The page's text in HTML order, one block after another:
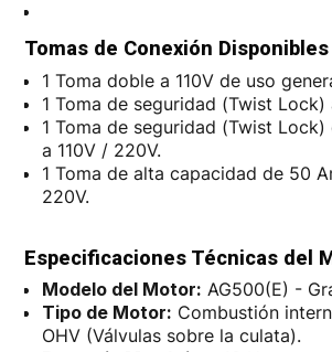
Tomas de Conexión
1 Toma doble a 110V de uso
1 Toma de seguridad (Twist Lock)
1 Toma de seguridad (Twist
a 110V / 220V.
1 Toma de alta capacidad de 50
220V.
Especificaciones Técnicas del
Modelo del Motor: AG500(E) -
Tipo de Motor: Combustión
OHV (Válvulas sobre la culata).